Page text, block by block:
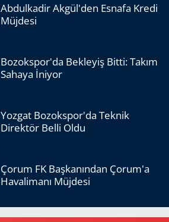
Abdulkadir Akgül'den Esnafa Kredi
Müjdesi
Bozokspor'da Bekleyiş Bitti: Takım
Sahaya İniyor
Yozgat Bozokspor'da Teknik
Direktör Belli Oldu
Çorum FK Başkanından Çorum'a
Havalimanı Müjdesi